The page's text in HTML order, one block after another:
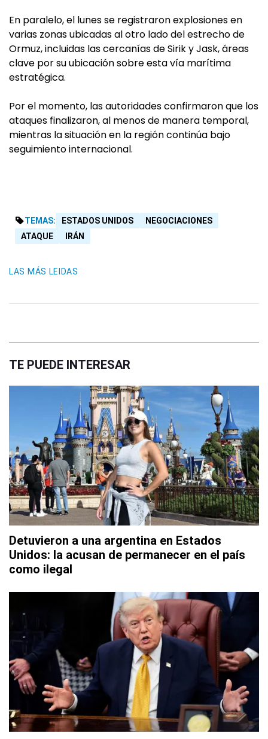
En paralelo, el lunes se registraron explosiones en
varias zonas ubicadas al otro lado del estrecho de
Ormuz, incluidas las cercanías de Sirik y Jask, áreas
clave por su ubicación sobre esta vía marítima
estratégica.
Por el momento, las autoridades confirmaron que los
ataques finalizaron, al menos de manera temporal,
mientras la situación en la región continúa bajo
seguimiento internacional.
TEMAS: ESTADOS UNIDOS
NEGOCIACIONES
ATAQUE
IRÁN
LAS MÁS LEIDAS
TE PUEDE INTERESAR
Detuvieron a una argentina en Estados
Unidos: la acusan de permanecer en el país
como ilegal